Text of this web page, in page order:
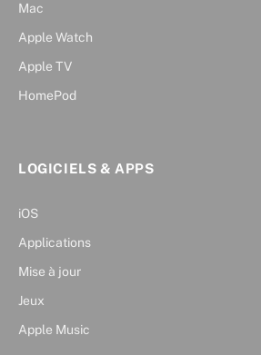
Mac
Apple Watch
Apple TV
HomePod
LOGICIELS & APPS
iOS
Applications
Mise à jour
Jeux
Apple Music